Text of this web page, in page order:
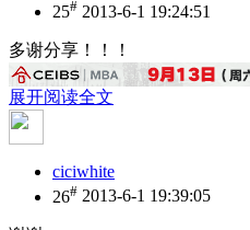
25# 2013-6-1 19:24:51
多谢分享！！！
展开阅读全文
ciciwhite
26# 2013-6-1 19:39:05